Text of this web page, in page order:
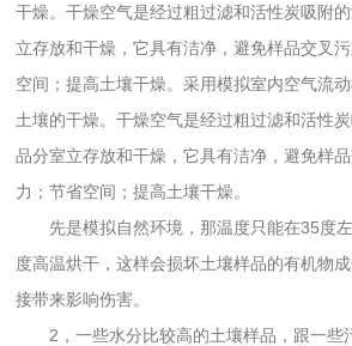
干燥。干燥空气是经过粗过滤和活性炭吸附
立存放和干燥，它具有洁净，避免样品交叉
空间；提高土壤干燥。采用模拟室内空气流
土壤的干燥。干燥空气是经过粗过滤和活性
品分室立存放和干燥，它具有洁净，避免样
力；节省空间；提高土壤干燥。
先是模拟自然环境，那温度只能在35度
度高温烘干，这样会损坏土壤样品的有机物
接带来影响伤害。
2，一些水分比较高的土壤样品，跟一些